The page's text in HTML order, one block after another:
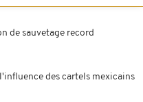
de sauvetage record
des cartels mexicains